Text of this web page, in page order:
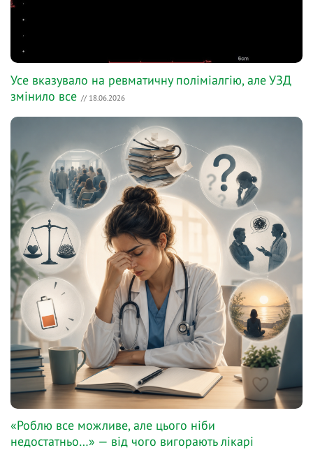
Усе вказувало на ревматичну поліміалгію, але УЗД
змінило все // 18.06.2026
«Роблю все можливе, але цього ніби
недостатньо…» — від чого вигорають лікарі